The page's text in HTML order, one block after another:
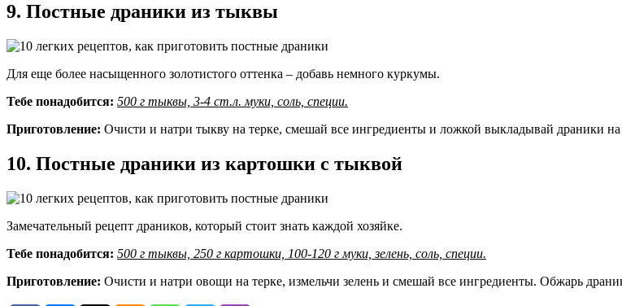
9. Постные драники из тыквы
Для еще более насыщенного золотистого оттенка – добавь немного куркумы.
Тебе понадобится: 500 г тыквы, 3-4 ст.л. муки, соль, специи.
Приготовление: Очисти и натри тыкву на терке, смешай все ингредиенты и ложкой выкладывай драники
10. Постные драники из картошки с тыквой
Замечательный рецепт драников, который стоит знать каждой хозяйке.
Тебе понадобится: 500 г тыквы, 250 г картошки, 100-120 г муки, зелень, соль, специи.
Приготовление: Очисти и натри овощи на терке, измельчи зелень и смешай все ингредиенты. Обжарь